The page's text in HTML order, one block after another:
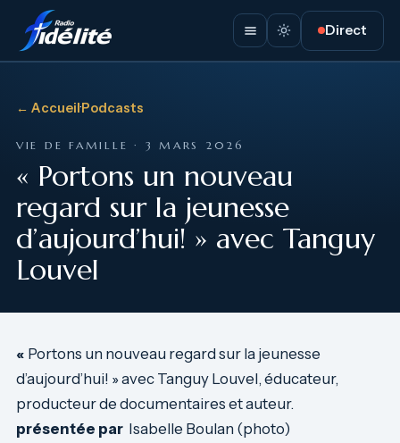
Direct
← Accueil·Podcasts
VIE DE FAMILLE · 3 MARS 2026
« Portons un nouveau
regard sur la jeunesse
d’aujourd’hui! » avec Tanguy
Louvel
« Portons un nouveau regard sur la jeunesse
d’aujourd’hui! » avec Tanguy Louvel, éducateur,
producteur de documentaires et auteur.
présentée par Isabelle Boulan (photo)